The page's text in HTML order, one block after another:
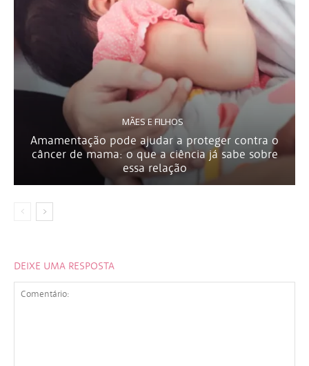
MÃES E FILHOS
Amamentação pode ajudar a proteger contra o
câncer de mama: o que a ciência já sabe sobre
essa relação
DEIXE UMA RESPOSTA